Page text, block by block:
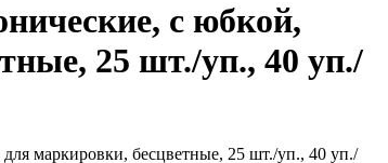
с юбкой,
25 шт./уп., 40 уп./